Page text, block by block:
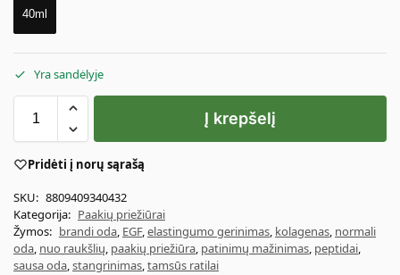
40ml
Yra sandėlyje
Į krepšelį
Pridėti į norų sąrašą
SKU: 8809409340432
Kategorija: Paakių priežiūrai
Žymos: brandi oda, EGF,elastingumo gerinimas, kolagenas, normali
oda, nuo raukšlių, paakių priežiūra, patinimų mažinimas, peptidai,
sausa oda,stangrinimas,tamsūs ratilai